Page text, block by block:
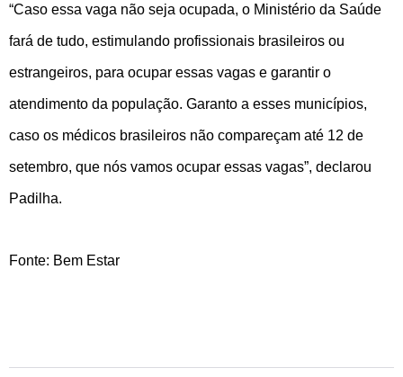
“Caso essa vaga não seja ocupada, o Ministério da Saúde
fará de tudo, estimulando profissionais brasileiros ou
estrangeiros, para ocupar essas vagas e garantir o
atendimento da população. Garanto a esses municípios,
caso os médicos brasileiros não compareçam até 12 de
setembro, que nós vamos ocupar essas vagas”, declarou
Padilha.
Fonte: Bem Estar